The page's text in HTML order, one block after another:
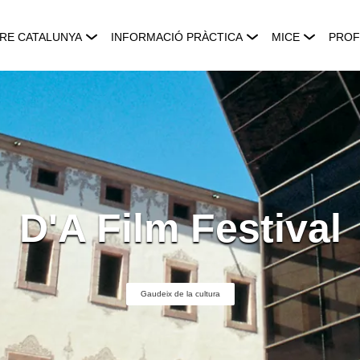
CATALUNYA INFORMACIÓ PRÀCTICA MICE
D'A Film Festival
Gaudeix de la cultura